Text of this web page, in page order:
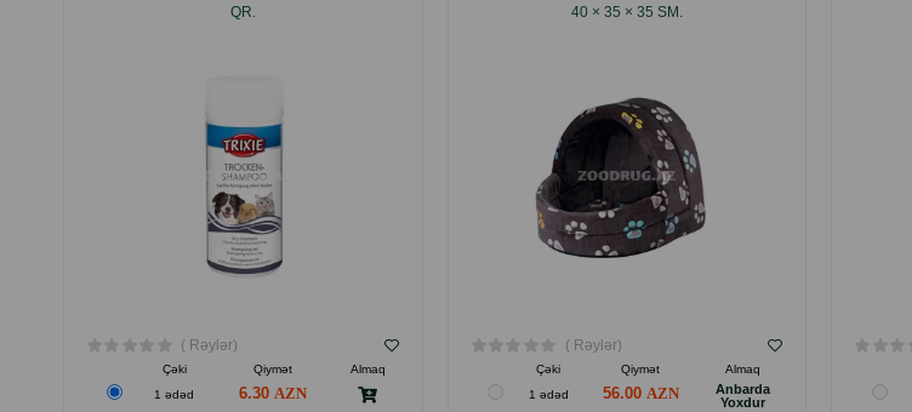
QR.
( Rəylər)
Çəki Qiymət
Almaq
1 ədəd
6.30
40 × 35 × 35 SM.
( Rəylər)
Çəki Qiymət
Almaq
1 ədəd
56.00
Anbarda
Yoxdur